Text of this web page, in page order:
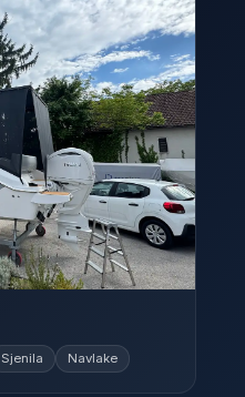
Sjenila Navlake